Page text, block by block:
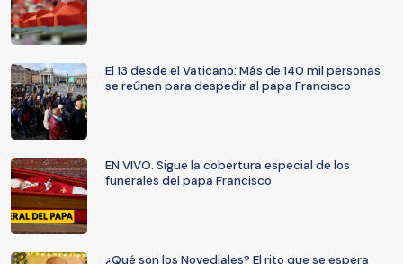
El 13 desde el Vaticano: Más de 140 mil personas
se reúnen para despedir al papa Francisco
EN VIVO. Sigue la cobertura especial de los
funerales del papa Francisco
¿Qué son los Novediales? El rito que se espera